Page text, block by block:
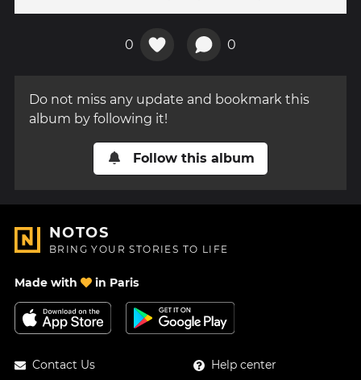
0 0
Do not miss any update and bookmark this
album by following it!
Follow this album
NOTOS
BRING YOUR STORIES TO LIFE
Made with in Paris
Contact Us Help center